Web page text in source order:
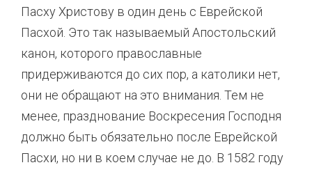
Пасху Христову в один день с Еврейской
Пасхой. Это так называемый Апостольский
канон, которого православные
придерживаются до сих пор, а католики нет,
они не обращают на это внимания. Тем не
менее, празднование Воскресения Господня
должно быть обязательно после Еврейской
Пасхи, но ни в коем случае не до. В 1582 году